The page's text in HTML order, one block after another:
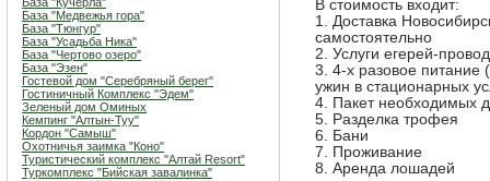
База "Медвежья гора"
База "Тюнгур"
База "Усадьба Ника"
База "Чертово озеро"
База "Эзен"
Гостевой дом "Серебряный берег"
Гостиничный Комплекс "Эдем"
Зеленый дом Оминых
Кемпинг "Алтын-Туу"
Кордон "Самыш"
Охотничья заимка "Коно"
Туристический комплекс "Алтай Resort"
Туркомплекс "Бийская завалинка"
В стоимость входит:
1. Доставка
самостоятельно
2. Услуги егерей-
3. 4-х разовое питание
ужин в стационарных
4. Пакет необходимых
5. Разделка трофея
6. Бани
7. Проживание
8. Аренда лошадей